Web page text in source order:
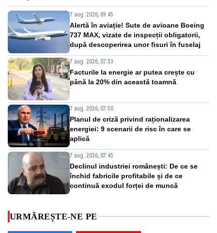
7 aug. 2026, 09:45
Alertă în aviație! Sute de avioane Boeing
737 MAX, vizate de inspecții obligatorii,
după descoperirea unor fisuri în fuselaj
7 aug. 2026, 07:53
Facturile la energie ar putea crește cu
până la 20% din această toamnă
7 aug. 2026, 07:50
Planul de criză privind raționalizarea
energiei: 9 scenarii de risc în care se
aplică
7 aug. 2026, 07:45
Declinul industriei românești: De ce se
închid fabricile profitabile și de ce
continuă exodul forței de muncă
URMĂREȘTE-NE PE